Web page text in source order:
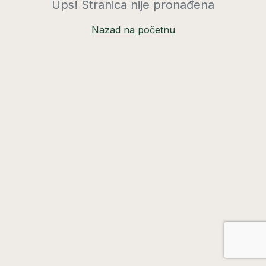
Ups! Stranica nije pronađena
Nazad na početnu